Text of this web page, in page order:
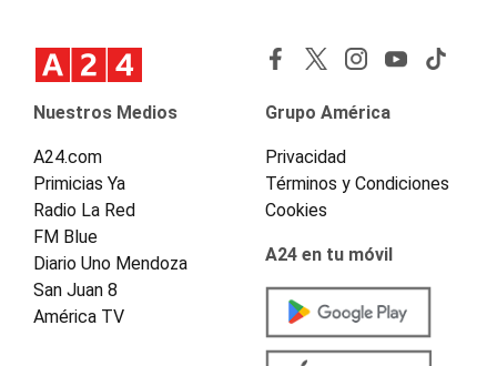
Nuestros Medios
A24.com
Primicias Ya
Radio La Red
FM Blue
Diario Uno Mendoza
San Juan 8
América TV
Grupo América
Privacidad
Términos y Condiciones
Cookies
A24 en tu móvil